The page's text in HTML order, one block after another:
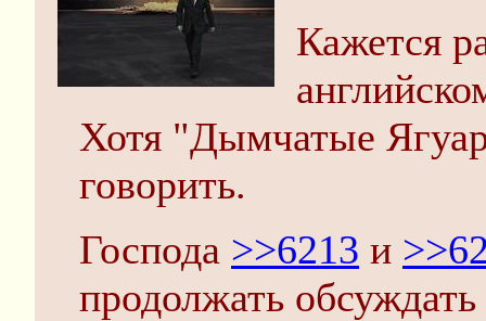
Кажется
Хотя "Дымчатые
говорить.
Господа >>6213 и
продолжать